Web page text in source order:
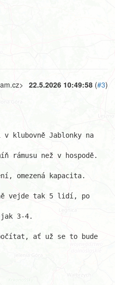
22.5.2026 10:49:58 (#3)
klubovně Jablonky na
než v hospodě.
omezená kapacita.
vejde tak 5 lidí, po
3-4.
počítat, ať už se to bude